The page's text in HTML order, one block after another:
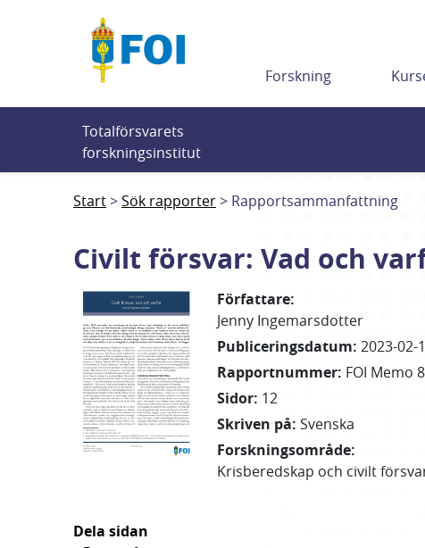
Forskning
Totalförsvarets
forskningsinstitut
Start Sök rapporter Rapportsammanfattning
Civilt försvar: Vad och
Författare:
Jenny Ingemarsdotter
Publiceringsdatum: 2023-02-
Rapportnummer: FOI Memo
Sidor: 12
Skriven på: Svenska
Forskningsområde:
Krisberedskap och civilt
Dela sidan